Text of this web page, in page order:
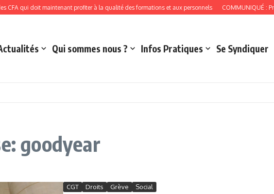
CFA qui doit maintenant profiter à la qualité des formations et aux personnels COMMUNIQUÉ :
Qui sommes nous ? Infos Pratiques Se Syndiquer
goodyear
CGT Droits Grève Social